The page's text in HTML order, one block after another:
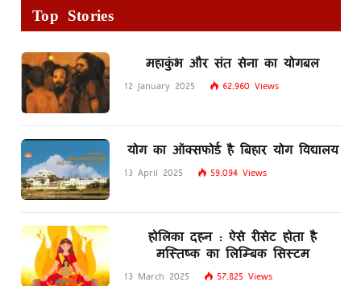
Top Stories
महाकुंभ और संत सेना का योगबल
12 January 2025 62,960 Views
योग का ऑक्सफोर्ड है बिहार योग विद्यालय
13 April 2025 59,094 Views
होलिका दहन : ऐसे रीसेट होता है
मस्तिष्क का लिम्बिक सिस्टम
13 March 2025 57,825 Views